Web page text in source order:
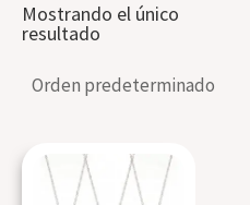
Mostrando el único
resultado
Este
producto